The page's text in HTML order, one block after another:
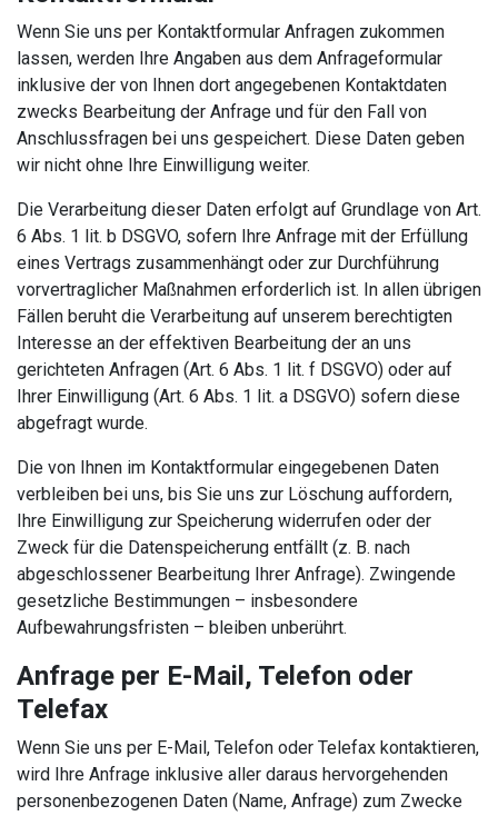
Wenn Sie uns per Kontaktformular Anfragen zukommen
lassen, werden Ihre Angaben aus dem Anfrageformular
inklusive der von Ihnen dort angegebenen Kontaktdaten
zwecks Bearbeitung der Anfrage und für den Fall von
Anschlussfragen bei uns gespeichert. Diese Daten geben
wir nicht ohne Ihre Einwilligung weiter.
Die Verarbeitung dieser Daten erfolgt auf Grundlage von Art.
6 Abs. 1 lit. b DSGVO, sofern Ihre Anfrage mit der Erfüllung
eines Vertrags zusammenhängt oder zur Durchführung
vorvertraglicher Maßnahmen erforderlich ist. In allen übrigen
Fällen beruht die Verarbeitung auf unserem berechtigten
Interesse an der effektiven Bearbeitung der an uns
gerichteten Anfragen (Art. 6 Abs. 1 lit. f DSGVO) oder auf
Ihrer Einwilligung (Art. 6 Abs. 1 lit. a DSGVO) sofern diese
abgefragt wurde.
Die von Ihnen im Kontaktformular eingegebenen Daten
verbleiben bei uns, bis Sie uns zur Löschung auffordern,
Ihre Einwilligung zur Speicherung widerrufen oder der
Zweck für die Datenspeicherung entfällt (z. B. nach
abgeschlossener Bearbeitung Ihrer Anfrage). Zwingende
gesetzliche Bestimmungen – insbesondere
Aufbewahrungsfristen – bleiben unberührt.
Anfrage per E-Mail, Telefon oder
Telefax
Wenn Sie uns per E-Mail, Telefon oder Telefax kontaktieren,
wird Ihre Anfrage inklusive aller daraus hervorgehenden
personenbezogenen Daten (Name, Anfrage) zum Zwecke